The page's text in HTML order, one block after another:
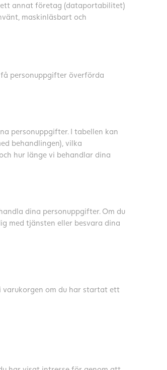
annat företag (dataportabilitet)
maskinläsbart och
personuppgifter överförda
personuppgifter. I tabellen kan
behandlingen), vilka
hur länge vi behandlar dina
dina personuppgifter. Om du
med tjänsten eller besvara dina
varukorgen om du har startat ett